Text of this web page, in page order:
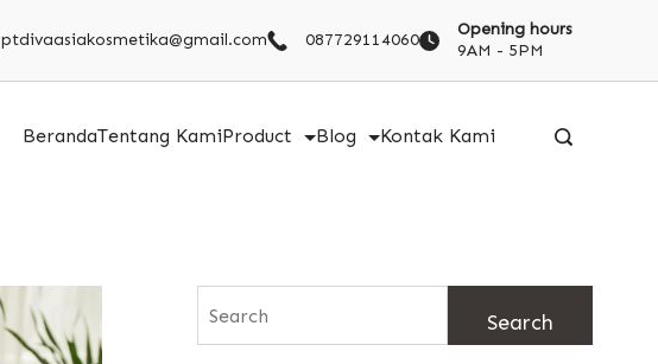
ptdivaasiakosmetika@gmail.com 087729114060
Opening hours
9AM - 5PM
BerandaTentang KamiProduct Blog Kontak Kami
Search
for: